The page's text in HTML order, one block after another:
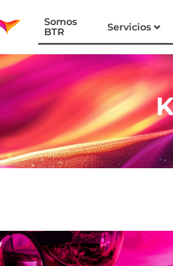
Somos
BTR
Servicios